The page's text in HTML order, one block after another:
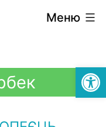
Меню